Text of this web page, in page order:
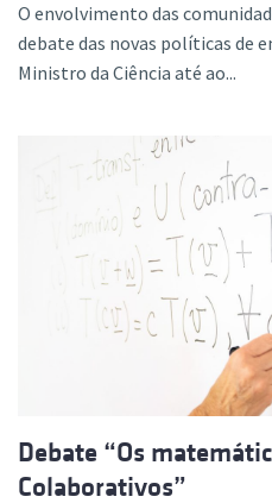
O envolvimento das
debate das novas políticas de
Ministro da Ciência até ao...
Debate “Os
Colaborativos”